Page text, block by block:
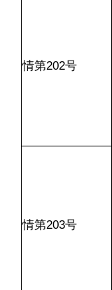
情第202号
情第203号